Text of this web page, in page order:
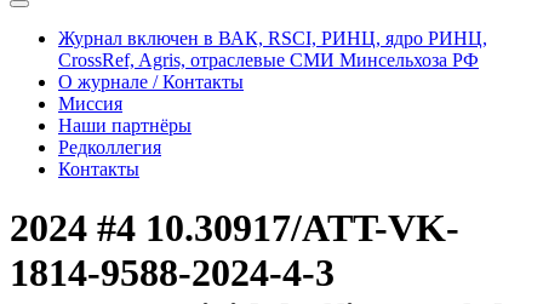
Журнал включен в ВАК, RSCI, РИНЦ, ядро РИНЦ,
CrossRef, Agris, отраслевые СМИ Минсельхоза РФ
О журнале / Контакты
Миссия
Наши партнёры
Редколлегия
Контакты
2024 #4 10.30917/ATT-VK-
1814-9588-2024-4-3